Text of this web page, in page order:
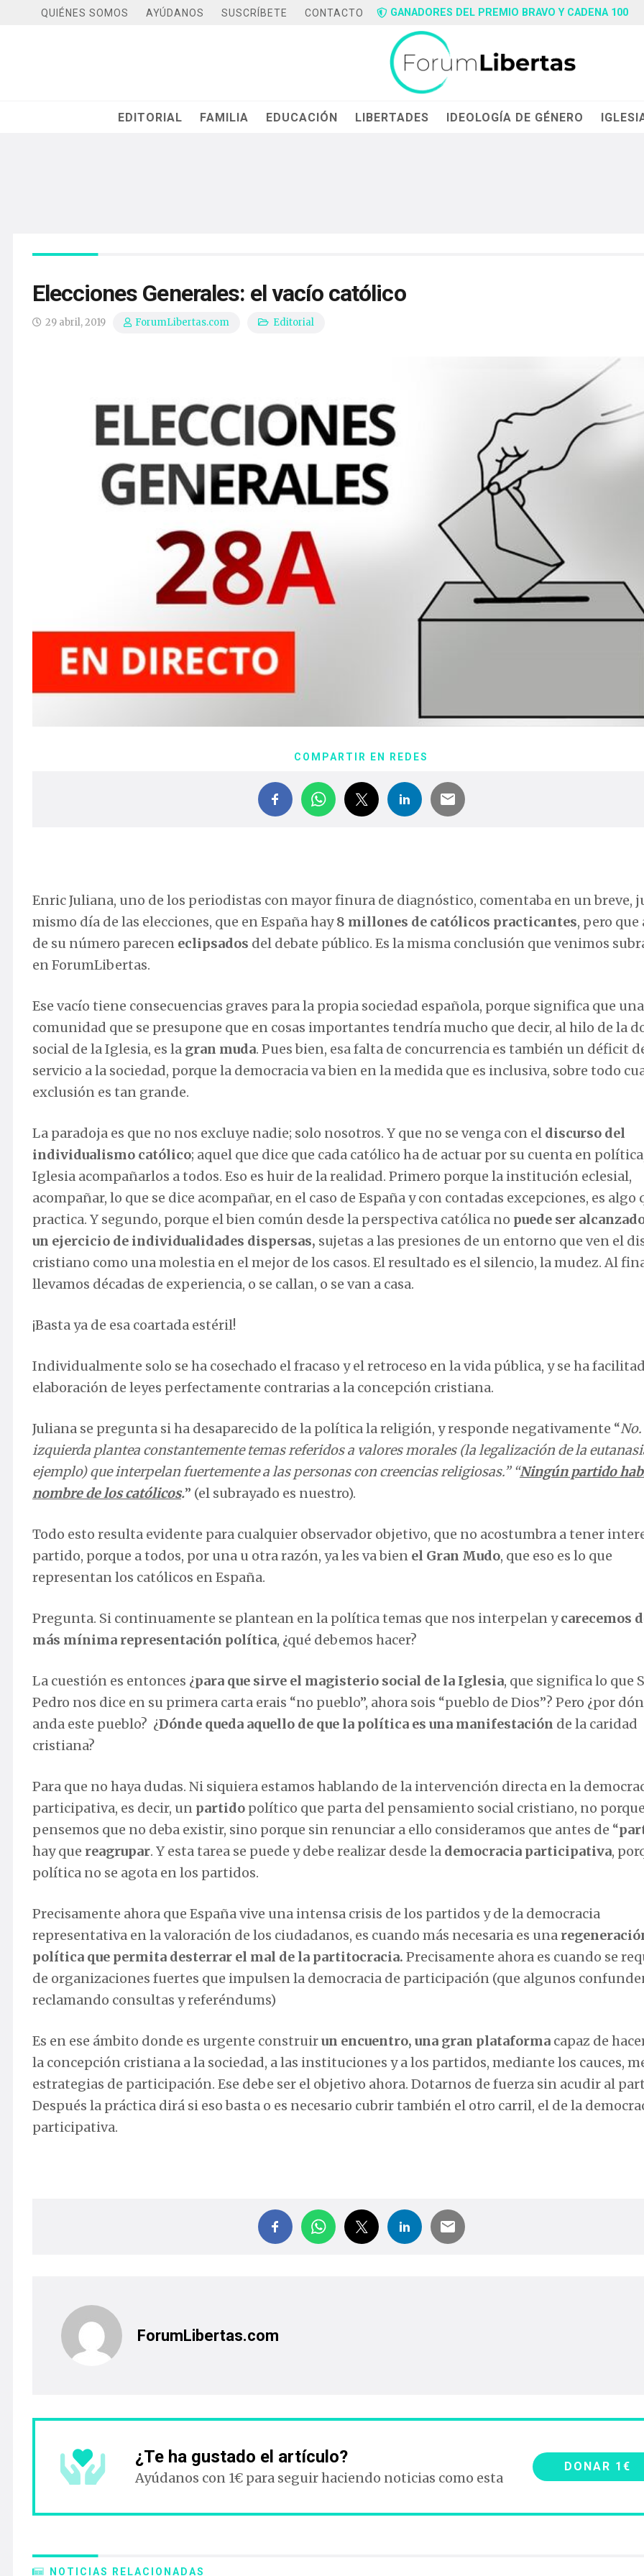
QUIÉNES SOMOS AYÚDANOS SUSCRÍBETE CONTACTO GANADORES DEL PREMIO BRAVO Y CADENA 100
EDITORIAL FAMILIA EDUCACIÓN LIBERTADES IDEOLOGÍA DE GÉNERO
Elecciones Generales: el vacío católico
29 abril, 2019 ForumLibertas.com Editorial
COMPARTIR EN REDES
Enric Juliana, uno de los periodistas con mayor finura de diagnóstico, comentaba en un breve,
mismo día de las elecciones, que en España hay8 millones de católicos practicantes, pero que
de su número parecen eclipsados del debate público. Es la misma conclusión que venimos
en ForumLibertas.
Ese vacío tiene consecuencias graves para la propia sociedad española, porque significa que
comunidad que se presupone que en cosas importantes tendría mucho que decir, al hilo de la
social de la Iglesia, es la gran muda. Pues bien, esa falta de concurrencia es también un déficit
servicio a la sociedad, porque la democracia va bien en la medida que es inclusiva, sobre todo
exclusión es tan grande.
La paradoja es que no nos excluye nadie; solo nosotros. Y que no se venga con el discurso del
individualismo católico; aquel que dice que cada católico ha de actuar por su cuenta en
Iglesia acompañarlos a todos. Eso es huir de la realidad. Primero porque la institución eclesial,
acompañar, lo que se dice acompañar, en el caso de España y con contadas excepciones, es algo
practica. Y segundo, porque el bien común desde la perspectiva católica no puede ser
un ejercicio de individualidades dispersas, sujetas a las presiones de un entorno que ven el
cristiano como una molestia en el mejor de los casos. El resultado es el silencio, la mudez. Al
llevamos décadas de experiencia, o se callan, o se van a casa.
¡Basta ya de esa coartada estéril!
Individualmente solo se ha cosechado el fracaso y el retroceso en la vida pública, y se ha
elaboración de leyes perfectamente contrarias a la concepción cristiana.
Juliana se pregunta si ha desaparecido de la política la religión, y responde negativamente “No.
izquierda plantea constantemente temas referidos a valores morales (la legalización de la
ejemplo) que interpelan fuertemente a las personas con creencias religiosas.” “Ningún partido
nombre de los católicos.” (el subrayado es nuestro).
Todo esto resulta evidente para cualquier observador objetivo, que no acostumbra a tener
partido, porque a todos, por una u otra razón, ya les va bien el Gran Mudo, que eso es lo que
representan los católicos en España.
Pregunta. Si continuamente se plantean en la política temas que nos interpelan ycarecemos
más mínima representación política, ¿qué debemos hacer?
La cuestión es entonces ¿para que sirve el magisterio social de la Iglesia, que significa lo que
Pedro nos dice en su primera carta erais “no pueblo”, ahora sois “pueblo de Dios”? Pero ¿por
anda este pueblo? ¿Dónde queda aquello de que la política es una manifestación de la caridad
cristiana?
Para que no haya dudas. Ni siquiera estamos hablando de la intervención directa en la
participativa, es decir, un partido político que parta del pensamiento social cristiano, no porque
pensemos que no deba existir, sino porque sin renunciar a ello consideramos que antes de “
hay que reagrupar. Y esta tarea se puede y debe realizar desde la democracia participativa,
política no se agota en los partidos.
Precisamente ahora que España vive una intensa crisis de los partidos y de la democracia
representativa en la valoración de los ciudadanos, es cuando más necesaria es una
política que permita desterrar el mal de la partitocracia. Precisamente ahora es cuando se
de organizaciones fuertes que impulsen la democracia de participación (que algunos
reclamando consultas y referéndums)
Es en ese ámbito donde es urgente construirun encuentro, una gran plataforma capaz de
la concepción cristiana a la sociedad, a las instituciones y a los partidos, mediante los cauces,
estrategias de participación. Ese debe ser el objetivo ahora. Dotarnos de fuerza sin acudir al
Después la práctica dirá si eso basta o es necesario cubrir también el otro carril, el de la
participativa.
ForumLibertas.com
¿Te ha gustado el artículo?
Ayúdanos con 1€ para seguir haciendo noticias como esta
DONAR 1€
NOTICIAS RELACIONADAS